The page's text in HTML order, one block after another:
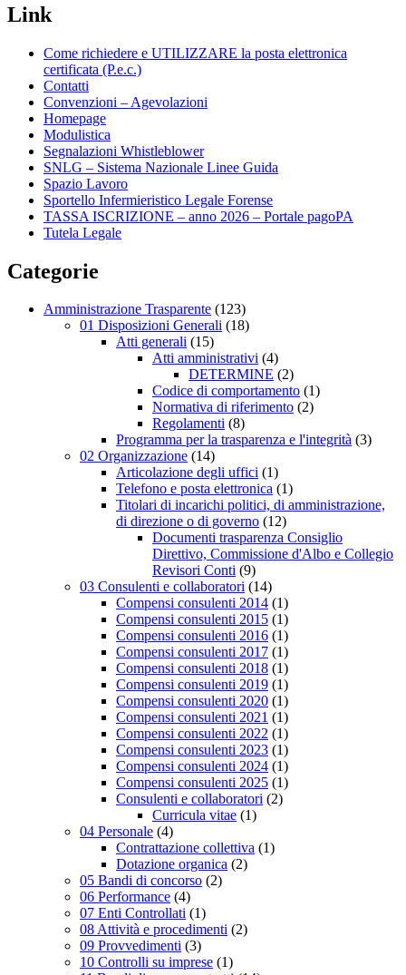
Link
Come richiedere e UTILIZZARE la posta elettronica
certificata (P.e.c.)
Contatti
Convenzioni – Agevolazioni
Homepage
Modulistica
Segnalazioni Whistleblower
SNLG – Sistema Nazionale Linee Guida
Spazio Lavoro
Sportello Infermieristico Legale Forense
TASSA ISCRIZIONE – anno 2026 – Portale pagoPA
Tutela Legale
Categorie
Amministrazione Trasparente (123)
01 Disposizioni Generali (18)
Atti generali (15)
Atti amministrativi (4)
DETERMINE (2)
Codice di comportamento (1)
Normativa di riferimento (2)
Regolamenti (8)
Programma per la trasparenza e l'integrità (3)
02 Organizzazione (14)
Articolazione degli uffici (1)
Telefono e posta elettronica (1)
Titolari di incarichi politici, di amministrazione,
di direzione o di governo (12)
Documenti trasparenza Consiglio
Direttivo, Commissione d'Albo e Collegio
Revisori Conti (9)
03 Consulenti e collaboratori (14)
Compensi consulenti 2014 (1)
Compensi consulenti 2015 (1)
Compensi consulenti 2016 (1)
Compensi consulenti 2017 (1)
Compensi consulenti 2018 (1)
Compensi consulenti 2019 (1)
Compensi consulenti 2020 (1)
Compensi consulenti 2021 (1)
Compensi consulenti 2022 (1)
Compensi consulenti 2023 (1)
Compensi consulenti 2024 (1)
Compensi consulenti 2025 (1)
Consulenti e collaboratori (2)
Curricula vitae (1)
04 Personale (4)
Contrattazione collettiva (1)
Dotazione organica (2)
05 Bandi di concorso (2)
06 Performance (4)
07 Enti Controllati (1)
08 Attività e procedimenti (2)
09 Provvedimenti (3)
10 Controlli su imprese (1)